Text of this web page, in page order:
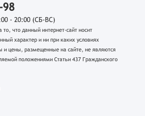
98
- 20:00 (СБ-ВС)
что данный интернет-сайт носит
характер и ни при каких условиях
цены, размещенные на сайте, не являются
положениями Статьи 437 Гражданского